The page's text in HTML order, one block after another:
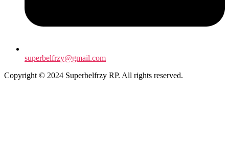
superbelfrzy@gmail.com
Copyright © 2024 Superbelfrzy RP. All rights reserved.